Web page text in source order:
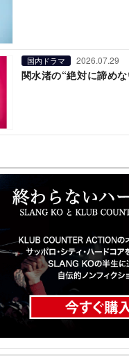
国内ドラマ 2026.07.29
関水渚の“絶対に諦め